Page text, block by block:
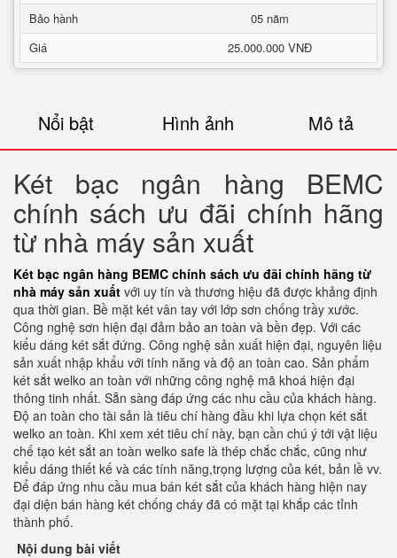
Bảo hành
05 năm
Giá
25.000.000 VNĐ
Nổi bật Hình ảnh Mô tả
Két bạc ngân hàng BEMC
chính sách ưu đãi chính hãng
từ nhà máy sản xuất
Két bạc ngân hàng BEMC chính sách ưu đãi chính hãng từ
nhà máy sản xuất với uy tín và thương hiệu đã được khảng định
qua thời gian. Bề mặt két vân tay với lớp sơn chống trầy xước.
Công nghệ sơn hiện đại đảm bảo an toàn và bền đẹp. Với các
kiểu dáng két sắt đứng. Công nghệ sản xuất hiện đại, nguyên liệu
sản xuất nhập khẩu với tính năng và độ an toàn cao. Sản phẩm
két sắt welko an toàn với những công nghệ mã khoá hiện đại
thông tinh nhất. Sẵn sàng đáp ứng các nhu cầu của khách hàng.
Độ an toàn cho tài sản là tiêu chí hàng đầu khi lựa chọn két sắt
welko an toàn. Khi xem xét tiêu chí này, bạn cần chú ý tới vật liệu
chế tạo két sắt an toàn welko safe là thép chắc chắc, cũng như
kiểu dáng thiết kế và các tính năng,trọng lượng của két, bản lề vv.
Để đáp ứng nhu cầu mua bán két sắt của khách hàng hiện nay
đại diện bán hàng két chống cháy đã có mặt tại khắp các tỉnh
thành phố.
Nội dung bài viết